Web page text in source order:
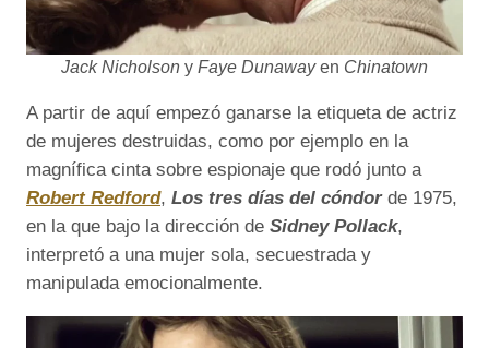
Jack Nicholson y Faye Dunawayen Chinatown
A partir de aquí empezó ganarse la etiqueta de actriz
de mujeres destruidas, como por ejemplo en la
magnífica cinta sobre espionaje que rodó junto a
Robert Redford, Los tres días del cóndorde 1975,
en la que bajo la dirección de Sidney Pollack,
interpretó a una mujer sola, secuestrada y
manipulada emocionalmente.